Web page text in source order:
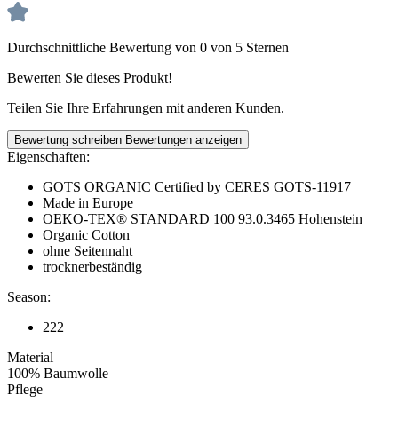
Durchschnittliche Bewertung von 0 von 5 Sternen
Bewerten Sie dieses Produkt!
Teilen Sie Ihre Erfahrungen mit anderen Kunden.
Bewertung schreiben Bewertungen anzeigen
Eigenschaften:
GOTS ORGANIC Certified by CERES GOTS-11917
Made in Europe
OEKO-TEX® STANDARD 100 93.0.3465 Hohenstein
Organic Cotton
ohne Seitennaht
trocknerbeständig
Season:
222
Material
100% Baumwolle
Pflege